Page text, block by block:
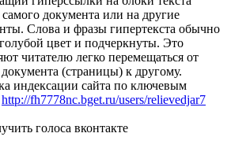
документа или на другие
Слова и фразы гипертекста обычно
цвет и подчеркнуты. Это
читателю легко перемещаться от
(страницы) к другому.
индексации сайта по ключевым
http://fh7778nc.bget.ru/users/relievedjar7
голоса вконтакте